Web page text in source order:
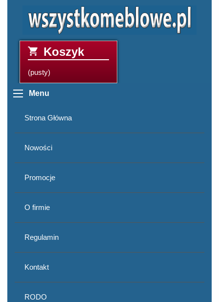
Koszyk
(pusty)
Menu
Strona Główna
Nowości
Promocje
O firmie
Regulamin
Kontakt
RODO